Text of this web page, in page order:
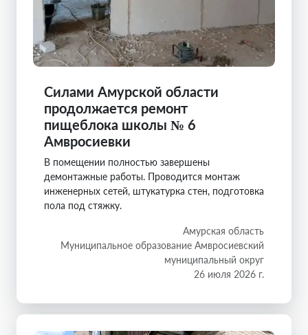
Силами Амурской области
продолжается ремонт
пищеблока школы № 6
Амвросиевки
В помещении полностью завершены
демонтажные работы. Проводится монтаж
инженерных сетей, штукатурка стен, подготовка
пола под стяжку.
Амурская область
Муниципальное образование Амвросиевский
муниципальный округ
26 июля 2026 г.